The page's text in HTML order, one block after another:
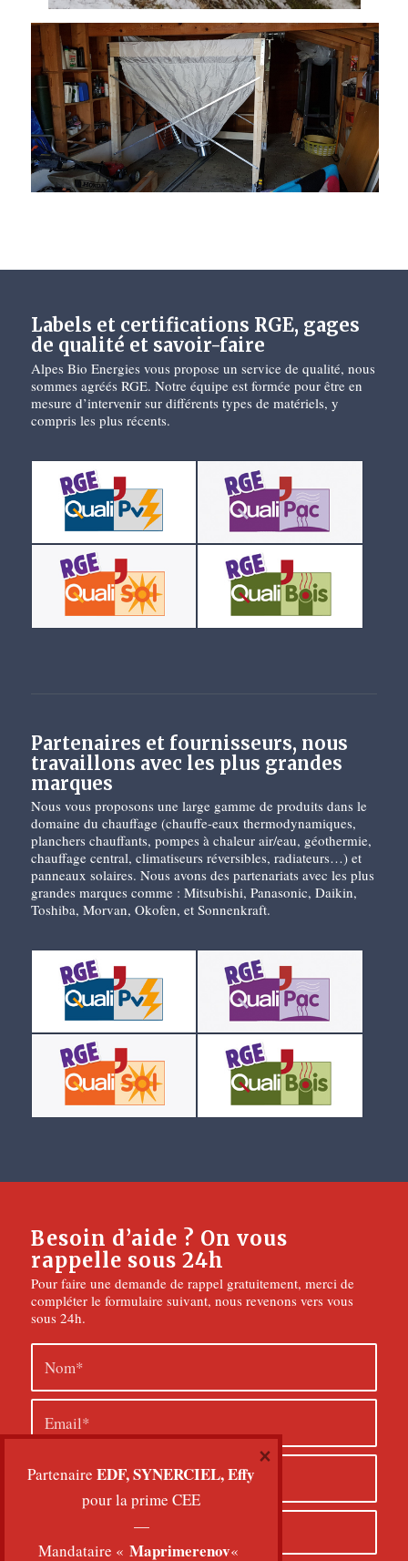
Labels et certifications RGE, gages
de qualité et savoir-faire
Alpes Bio Energies vous propose un service de qualité, nous
sommes agréés RGE. Notre équipe est formée pour être en
mesure d’intervenir sur différents types de matériels, y
compris les plus récents.
Partenaires et fournisseurs, nous
travaillons avec les plus grandes
marques
Nous vous proposons une large gamme de produits dans le
domaine du chauffage (chauffe-eaux thermodynamiques,
planchers chauffants, pompes à chaleur air/eau, géothermie,
chauffage central, climatiseurs réversibles, radiateurs…) et
panneaux solaires. Nous avons des partenariats avec les plus
grandes marques comme : Mitsubishi, Panasonic, Daikin,
Toshiba, Morvan, Okofen, et Sonnenkraft.
Besoin d’aide ? On vous
rappelle sous 24h
Pour faire une demande de rappel gratuitement, merci de
compléter le formulaire suivant, nous revenons vers vous
sous 24h.
Partenaire EDF, SYNERCIEL, Effy
pour la prime CEE
—
Mandataire « Maprimerenov«
×